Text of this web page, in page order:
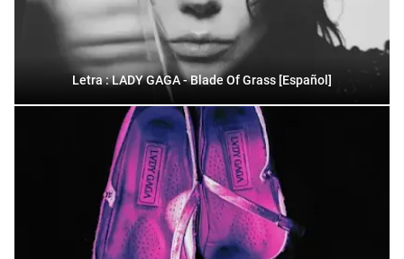
Letra : LADY GAGA - Blade Of Grass [Español]